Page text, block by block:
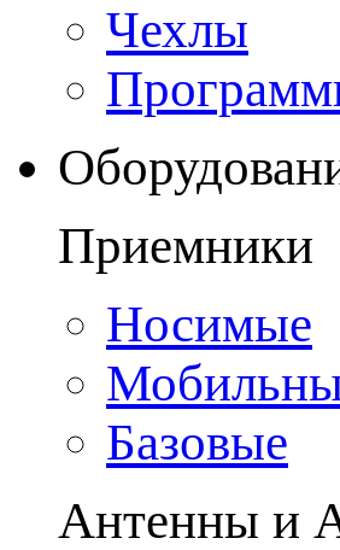
Чехлы
Приемники
Носимые
Базовые
Антенны и